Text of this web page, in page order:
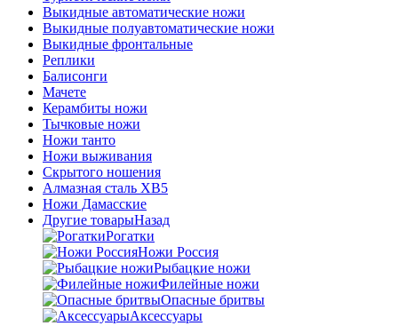
Выкидные автоматические ножи
Выкидные полуавтоматические ножи
Выкидные фронтальные
Реплики
Балисонги
Мачете
Керамбиты ножи
Тычковые ножи
Ножи танто
Ножи выживания
Скрытого ношения
Алмазная сталь ХВ5
Ножи Дамасские
Другие товарыНазад
Рогатки
Ножи Россия
Рыбацкие ножи
Филейные ножи
Опасные бритвы
Аксессуары